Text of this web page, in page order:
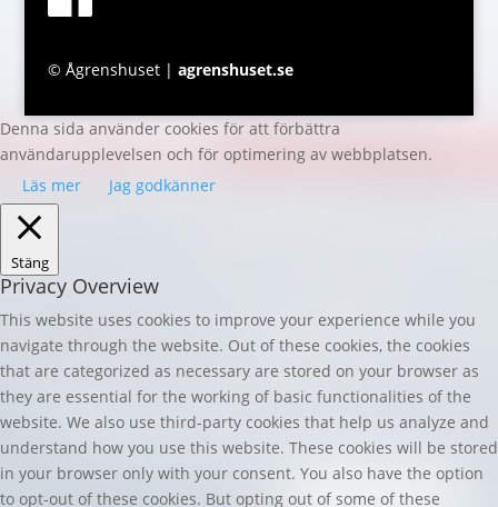
© Ågrenshuset | agrenshuset.se
Denna sida använder cookies för att förbättra
användarupplevelsen och för optimering av webbplatsen.
Läs mer
Jag godkänner
Stäng
Privacy Overview
This website uses cookies to improve your experience while you
navigate through the website. Out of these cookies, the cookies
that are categorized as necessary are stored on your browser as
they are essential for the working of basic functionalities of the
website. We also use third-party cookies that help us analyze and
understand how you use this website. These cookies will be stored
in your browser only with your consent. You also have the option
to opt-out of these cookies. But opting out of some of these